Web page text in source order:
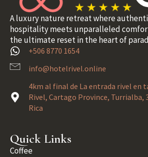
A luxury nature retreat where
hospitality meets unparalleled
the ultimate reset in the heart of
+506 8770 1654
info@hotelrivel.online
4km al final de La entrada rivel en
Rivel, Cartago Province, Turrialba,
Rica
Quick Links
Coffee